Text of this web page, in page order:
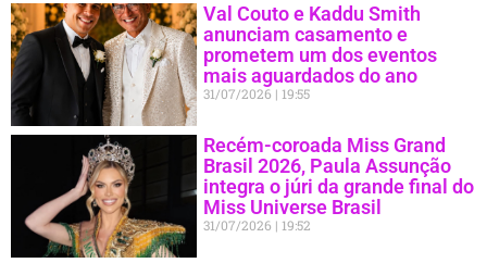
Val Couto e Kaddu Smith
anunciam casamento e
prometem um dos eventos
mais aguardados do ano
31/07/2026 19:55
Recém-coroada Miss Grand
Brasil 2026, Paula Assunção
integra o júri da grande final do
Miss Universe Brasil
31/07/2026 19:52